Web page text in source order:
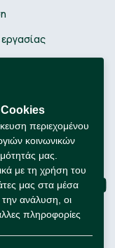
Καριέρας
with us
Cookies
περιεχομένου
κοινωνικών
μας.
με τη χρήση του
μας στα μέσα
την ανάλυση, οι
πληροφορίες